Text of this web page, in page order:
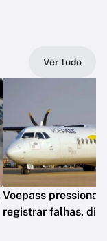
Ver tudo
Voepass
registrar falhas, diz